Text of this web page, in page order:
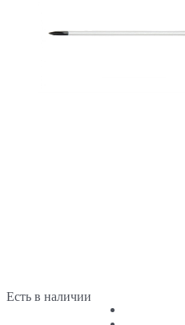
Есть в наличии